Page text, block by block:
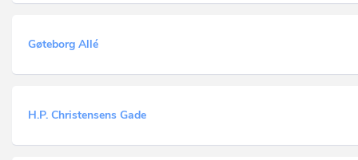
Gøteborg Allé
H.P. Christensens Gade